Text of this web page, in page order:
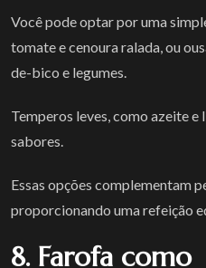
Você pode optar por uma
tomate e cenoura ralada, ou
de-bico e legumes.
Temperos leves, como azeite e
sabores.
Essas opções complementam
proporcionando uma refeição
8. Farofa como